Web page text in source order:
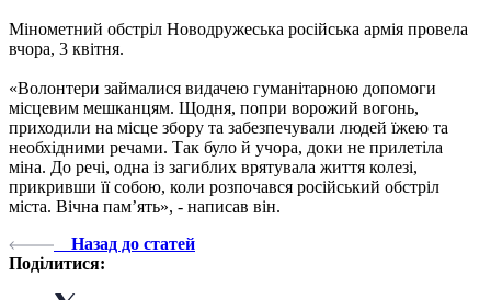
Мінометний обстріл Новодружеська російська армія провела
вчора, 3 квітня.
«Волонтери займалися видачею гуманітарною допомоги
місцевим мешканцям. Щодня, попри ворожий вогонь,
приходили на місце збору та забезпечували людей їжею та
необхідними речами. Так було й учора, доки не прилетіла
міна. До речі, одна із загиблих врятувала життя колезі,
прикривши її собою, коли розпочався російський обстріл
міста. Вічна пам’ять», - написав він.
Назад до статей
Поділитися: